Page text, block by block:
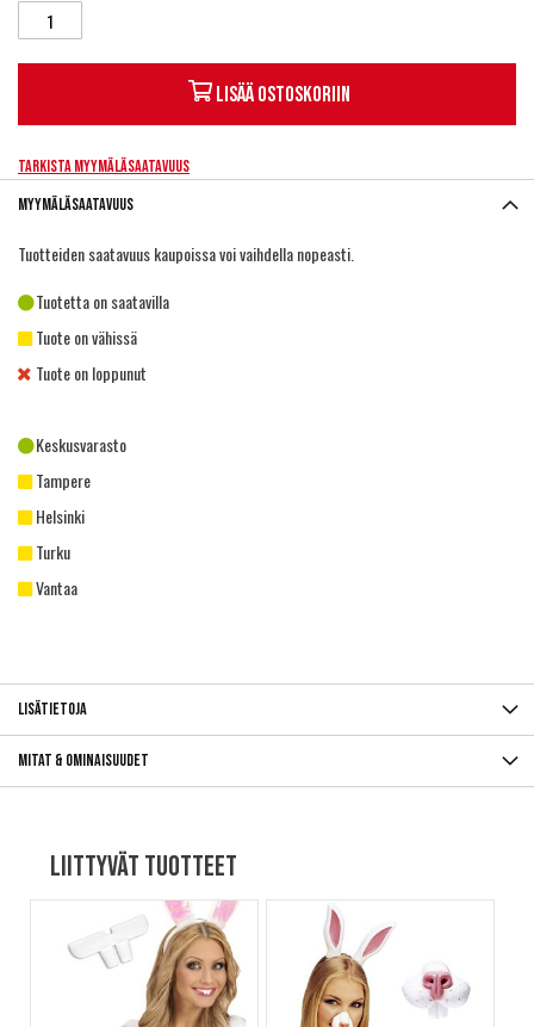
Lisää ostoskoriin
Tarkista myymäläsaatavuus
Myymäläsaatavuus
Tuotteiden saatavuus kaupoissa voi vaihdella nopeasti.
Tuotetta on saatavilla
Tuote on vähissä
Tuote on loppunut
Keskusvarasto
Tampere
Helsinki
Turku
Vantaa
Lisätietoja
Mitat & ominaisuudet
Liittyvät tuotteet